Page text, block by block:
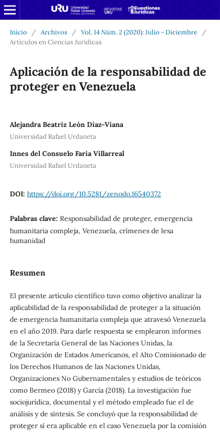
Inicio / Archivos / Vol. 14 Núm. 2 (2020): Julio - Diciembre
/
Artículos en Ciencias Jurídicas
Aplicación de la responsabilidad de
proteger en Venezuela
Alejandra Beatriz León Díaz-Viana
Universidad Rafael Urdaneta
Innes del Consuelo Faría Villarreal
Universidad Rafael Urdaneta
DOI: https://doi.org/10.5281/zenodo.16540372
Palabras clave: Responsabilidad de proteger, emergencia
humanitaria compleja, Venezuela, crímenes de lesa
humanidad
Resumen
El presente artículo científico tuvo como objetivo analizar la
aplicabilidad de la responsabilidad de proteger a la situación
de emergencia humanitaria compleja que atravesó Venezuela
en el año 2019. Para darle respuesta se emplearon informes
de la Secretaría General de las Naciones Unidas, la
Organización de Estados Americanos, el Alto Comisionado de
los Derechos Humanos de las Naciones Unidas,
Organizaciones No Gubernamentales y estudios de teóricos
como Bermeo (2018) y García (2018). La investigación fue
sociojurídica, documental y el método empleado fue el de
análisis y de síntesis. Se concluyó que la responsabilidad de
proteger sí era aplicable en el caso Venezuela por la comisión